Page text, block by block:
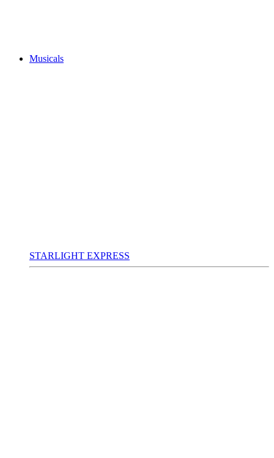
Musicals
STARLIGHT EXPRESS